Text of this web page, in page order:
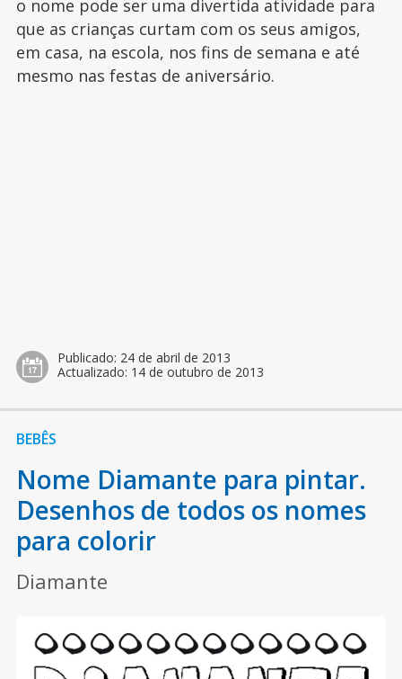
o nome pode ser uma divertida atividade para
que as crianças curtam com os seus amigos,
em casa, na escola, nos fins de semana e até
mesmo nas festas de aniversário.
Publicado: 24 de abril de 2013
Actualizado: 14 de outubro de 2013
BEBÊS
Nome Diamante para pintar.
Desenhos de todos os nomes
para colorir
Diamante